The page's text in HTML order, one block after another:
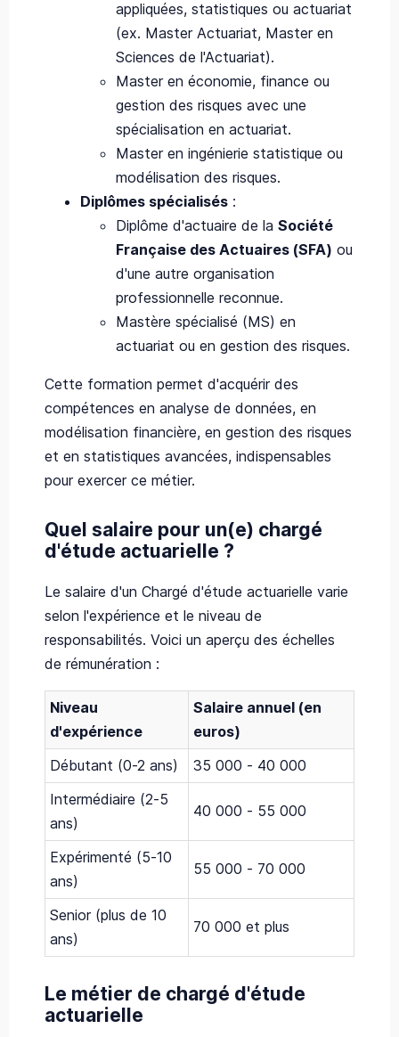
appliquées, statistiques ou actuariat
(ex. Master Actuariat, Master en
Sciences de l'Actuariat).
Master en économie, finance ou
gestion des risques avec une
spécialisation en actuariat.
Master en ingénierie statistique ou
modélisation des risques.
Diplômes spécialisés :
Diplôme d'actuaire de la Société
Française des Actuaires (SFA) ou
d'une autre organisation
professionnelle reconnue.
Mastère spécialisé (MS) en
actuariat ou en gestion des risques.
Cette formation permet d'acquérir des
compétences en analyse de données, en
modélisation financière, en gestion des risques
et en statistiques avancées, indispensables
pour exercer ce métier.
Quel salaire pour un(e) chargé
d'étude actuarielle ?
Le salaire d'un Chargé d'étude actuarielle varie
selon l'expérience et le niveau de
responsabilités. Voici un aperçu des échelles
de rémunération :
Niveau
d'expérience
Salaire annuel (en
euros)
Débutant (0-2 ans)
35 000 - 40 000
Intermédiaire (2-5
ans)
40 000 - 55 000
Expérimenté (5-10
ans)
55 000 - 70 000
Senior (plus de 10
ans)
70 000 et plus
Le métier de chargé d'étude
actuarielle